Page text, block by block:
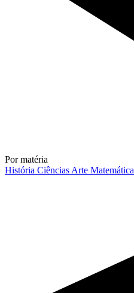
Por matéria
História Ciências Arte Matemática